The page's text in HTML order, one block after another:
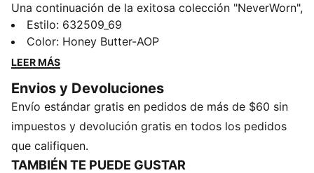
Una continuación de la exitosa colección "NeverWorn",
NeverWorn VI retoma la historia de PUMA y la adapta
al mundo moderno. Esta colección es una celebración
de nuestros archivos y un regreso a una estética de
nuevos estampados integrales.
CARACTERÍSTICAS Y BENEFICIOS
Producto fabricado con al menos un 90% de
materiales reciclados
DETALLES
Estilo: 632509_69
Color: Honey Butter-AOP
LEER MÁS
Envios y Devoluciones
Envío estándar gratis en pedidos de más de $60 sin
impuestos y devolución gratis en todos los pedidos
que califiquen.
TAMBIÉN TE PUEDE GUSTAR